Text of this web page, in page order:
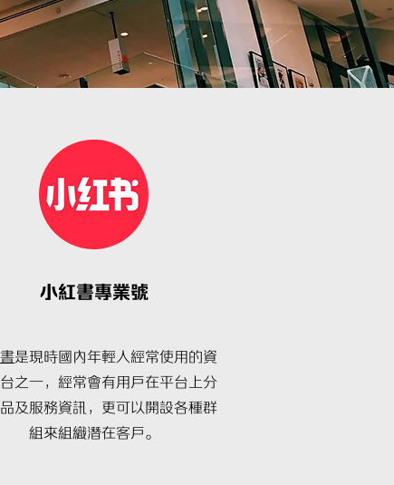
小紅書專業號
是現時國內年輕人經常使用的資
之一，經常會有用戶在平台上分
及服務資訊，更可以開設各種群
組來組織潛在客戶。